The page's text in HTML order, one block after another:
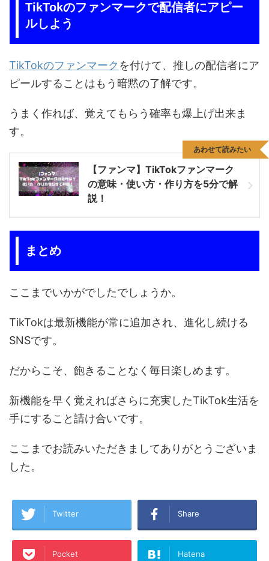
TikTokのファンマークで配信者にアピー
ルしよう
TikTokのファンマーク を付けて、推しの配信者にア
ピールすることはもう暗黙の了解です。
うまく作れば、覚えてもらう確率も爆上げ出来ま
す。
【ファンマ】TikTokファンマーク
の意味・使い方・作り方を5分で解
説！
あわせて読みたい
まとめ
ここまでいかがでしたでしょうか。
TikTokは最新機能が常に追加され、進化し続ける
SNSです。
だからこそ、飽きることなく毎日楽しめます。
新機能を早く覚えればさらに充実したTikTok生活を
手にすること請け合いです。
ここまでお読みいただきましてありがとうございま
した。
Twitter Share
Pocket Hatena